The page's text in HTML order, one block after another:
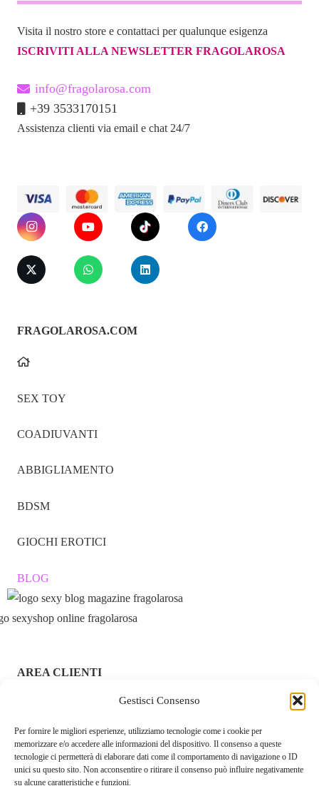
Gestisci Consenso
Per fornire le migliori esperienze, utilizziamo tecnologie come i cookie per
memorizzare e/o accedere alle informazioni del dispositivo. Il consenso a queste
tecnologie ci permetterà di elaborare dati come il comportamento di navigazione o ID
unici su questo sito. Non acconsentire o ritirare il consenso può influire negativamente
su alcune caratteristiche e funzioni.
Visita il nostro store e contattaci per qualunque esigenza
ISCRIVITI ALLA NEWSLETTER FRAGOLAROSA
info@fragolarosa.com
+39 3533170151
Assistenza clienti via email e chat 24/7
FRAGOLAROSA.COM
SEX TOY
COADIUVANTI
ABBIGLIAMENTO
BDSM
GIOCHI EROTICI
BLOG
AREA CLIENTI
ACCEDI / REGISTRATI
CHI SIAMO – FRAGOLAROSA | SEXY SHOP ONLINE
ITALIANO SICURO E DISCRETO
RESI E RIMBORSI